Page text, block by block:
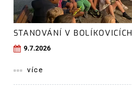
STANOVÁNÍ V BOLÍKOVICÍCH
9.7.2026
více